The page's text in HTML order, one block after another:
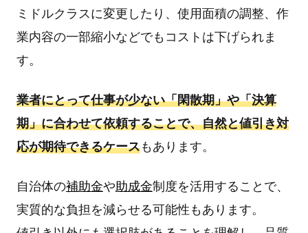
ミドルクラスに変更したり、使用面積の調整、作
業内容の一部縮小などでもコストは下げられま
す。
業者にとって仕事が少ない「閑散期」や「決算
期」に合わせて依頼することで、自然と値引き対
応が期待できるケースもあります。
自治体の補助金や助成金制度を活用することで、
実質的な負担を減らせる可能性もあります。